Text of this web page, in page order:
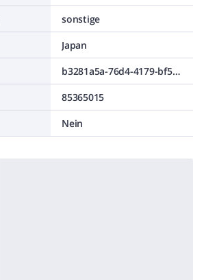
sonstige
Japan
b3281a5a-76d4-4179-bf54-707f0d15fa69
85365015
Nein